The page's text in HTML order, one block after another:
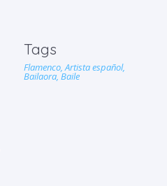
Tags
Flamenco, Artista español,
Bailaora,Baile